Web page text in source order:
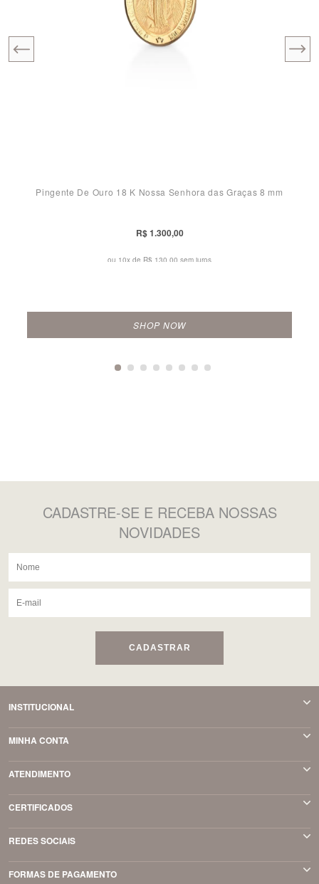
Pingente De Ouro 18 K Nossa Senhora das Graças 8 mm
R$ 1.300,00
ou 10x de R$ 130,00 sem juros
SHOP NOW
CADASTRE-SE E RECEBA NOSSAS
NOVIDADES
CADASTRAR
INSTITUCIONAL
MINHA CONTA
ATENDIMENTO
CERTIFICADOS
REDES SOCIAIS
FORMAS DE PAGAMENTO